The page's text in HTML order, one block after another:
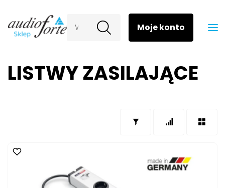
Wyszukaj
LISTWY ZASILAJĄCE